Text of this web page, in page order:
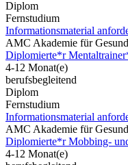
Diplom
Fernstudium
Informationsmaterial
AMC Akademie für
Diplomierte*r
4-12 Monat(e)
berufsbegleitend
Diplom
Fernstudium
Informationsmaterial
AMC Akademie für
Diplomierte*r Mobbing-
4-12 Monat(e)